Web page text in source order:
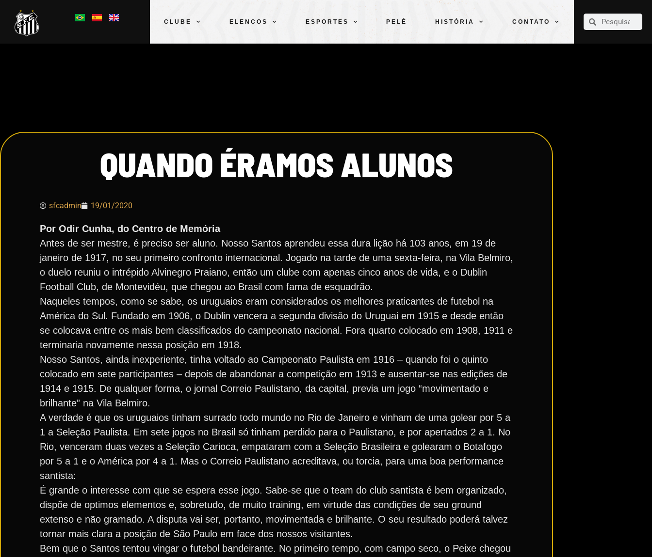
CLUBE ELENCOS ESPORTES PELÉ HISTÓRIA CONTATO
CLUBE
QUANDO ÉRAMOS ALUNOS
sfcadmin 19/01/2020
Por Odir Cunha, do Centro de Memória
Antes de ser mestre, é preciso ser aluno. Nosso Santos aprendeu essa dura lição há 103 anos, em 19 de
janeiro de 1917, no seu primeiro confronto internacional. Jogado na tarde de uma sexta-feira, na Vila Belmiro,
o duelo reuniu o intrépido Alvinegro Praiano, então um clube com apenas cinco anos de vida, e o Dublin
Football Club, de Montevidéu, que chegou ao Brasil com fama de esquadrão.
Naqueles tempos, como se sabe, os uruguaios eram considerados os melhores praticantes de futebol na
América do Sul. Fundado em 1906, o Dublin vencera a segunda divisão do Uruguai em 1915 e desde então
se colocava entre os mais bem classificados do campeonato nacional. Fora quarto colocado em 1908, 1911 e
terminaria novamente nessa posição em 1918.
Nosso Santos, ainda inexperiente, tinha voltado ao Campeonato Paulista em 1916 – quando foi o quinto
colocado em sete participantes – depois de abandonar a competição em 1913 e ausentar-se nas edições de
1914 e 1915. De qualquer forma, o jornal Correio Paulistano, da capital, previa um jogo “movimentado e
brilhante” na Vila Belmiro.
A verdade é que os uruguaios tinham surrado todo mundo no Rio de Janeiro e vinham de uma golear por 5 a
1 a Seleção Paulista. Em sete jogos no Brasil só tinham perdido para o Paulistano, e por apertados 2 a 1. No
Rio, venceram duas vezes a Seleção Carioca, empataram com a Seleção Brasileira e golearam o Botafogo
por 5 a 1 e o América por 4 a 1. Mas o Correio Paulistano acreditava, ou torcia, para uma boa performance
santista:
É grande o interesse com que se espera esse jogo. Sabe-se que o team do club santista é bem organizado,
dispõe de optimos elementos e, sobretudo, de muito training, em virtude das condições de seu ground
extenso e não gramado. A disputa vai ser, portanto, movimentada e brilhante. O seu resultado poderá talvez
tornar mais clara a posição de São Paulo em face dos nossos visitantes.
Bem que o Santos tentou vingar o futebol bandeirante. No primeiro tempo, com campo seco, o Peixe chegou